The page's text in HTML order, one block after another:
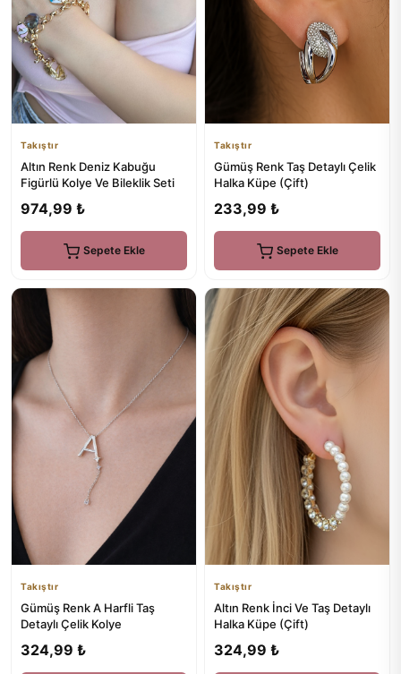
Takıştır
Altın Renk Deniz Kabuğu
Figürlü Kolye Ve Bileklik Seti
974,99 ₺
Sepete Ekle
Takıştır
Gümüş Renk Taş Detaylı Çelik
Halka Küpe (Çift)
233,99 ₺
Sepete Ekle
Takıştır
Gümüş Renk A Harfli Taş
Detaylı Çelik Kolye
324,99 ₺
Takıştır
Altın Renk İnci Ve Taş Detaylı
Halka Küpe (Çift)
324,99 ₺